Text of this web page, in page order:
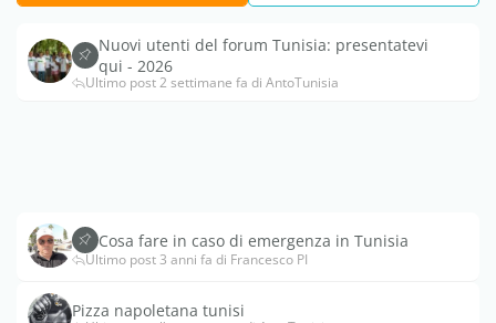
Nuovi utenti del forum Tunisia: presentatevi
qui - 2026
Ultimo post 2 settimane fa di AntoTunisia
Cosa fare in caso di emergenza in Tunisia
Ultimo post 3 anni fa di Francesco PI
Pizza napoletana tunisi